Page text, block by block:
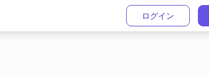
ログイン